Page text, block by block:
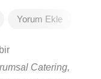
Yorum Ekle
Catering,